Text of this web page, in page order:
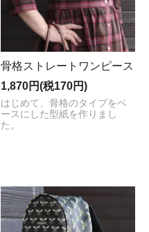
骨格ストレートワンピース
1,870円(税170円)
はじめて、骨格のタイプをベ
ースにした型紙を作りまし
た。